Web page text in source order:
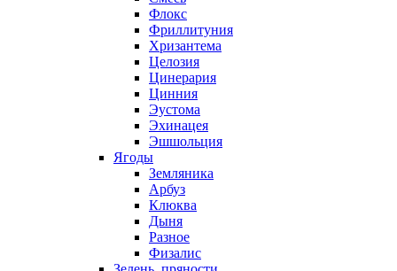
Флокс
Фриллитуния
Хризантема
Целозия
Цинерария
Цинния
Эустома
Эхинацея
Эшшольция
Ягоды
Земляника
Арбуз
Клюква
Дыня
Разное
Физалис